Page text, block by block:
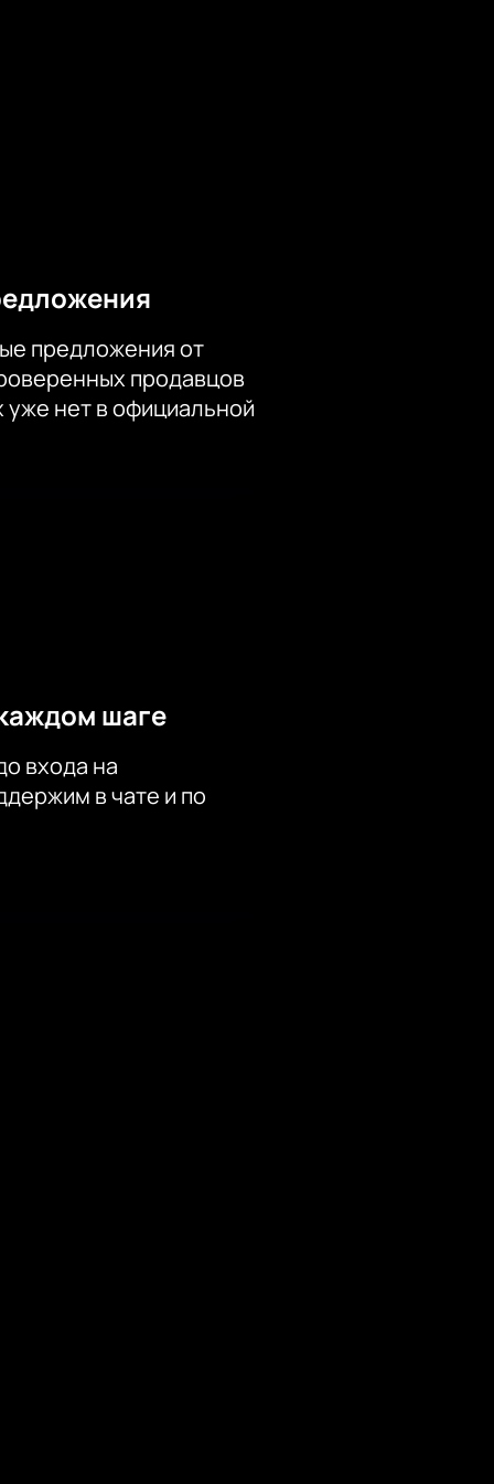
предложения от
продавцов
нет в официальной
шаге
входа на
в чате и по